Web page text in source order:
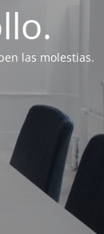
las molestias.